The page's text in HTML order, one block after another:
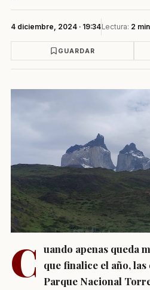
4 diciembre, 2024 · 19:34Lectura: 2 min
GUARDAR
C uando apenas queda
que finalice el año,
Parque Nacional